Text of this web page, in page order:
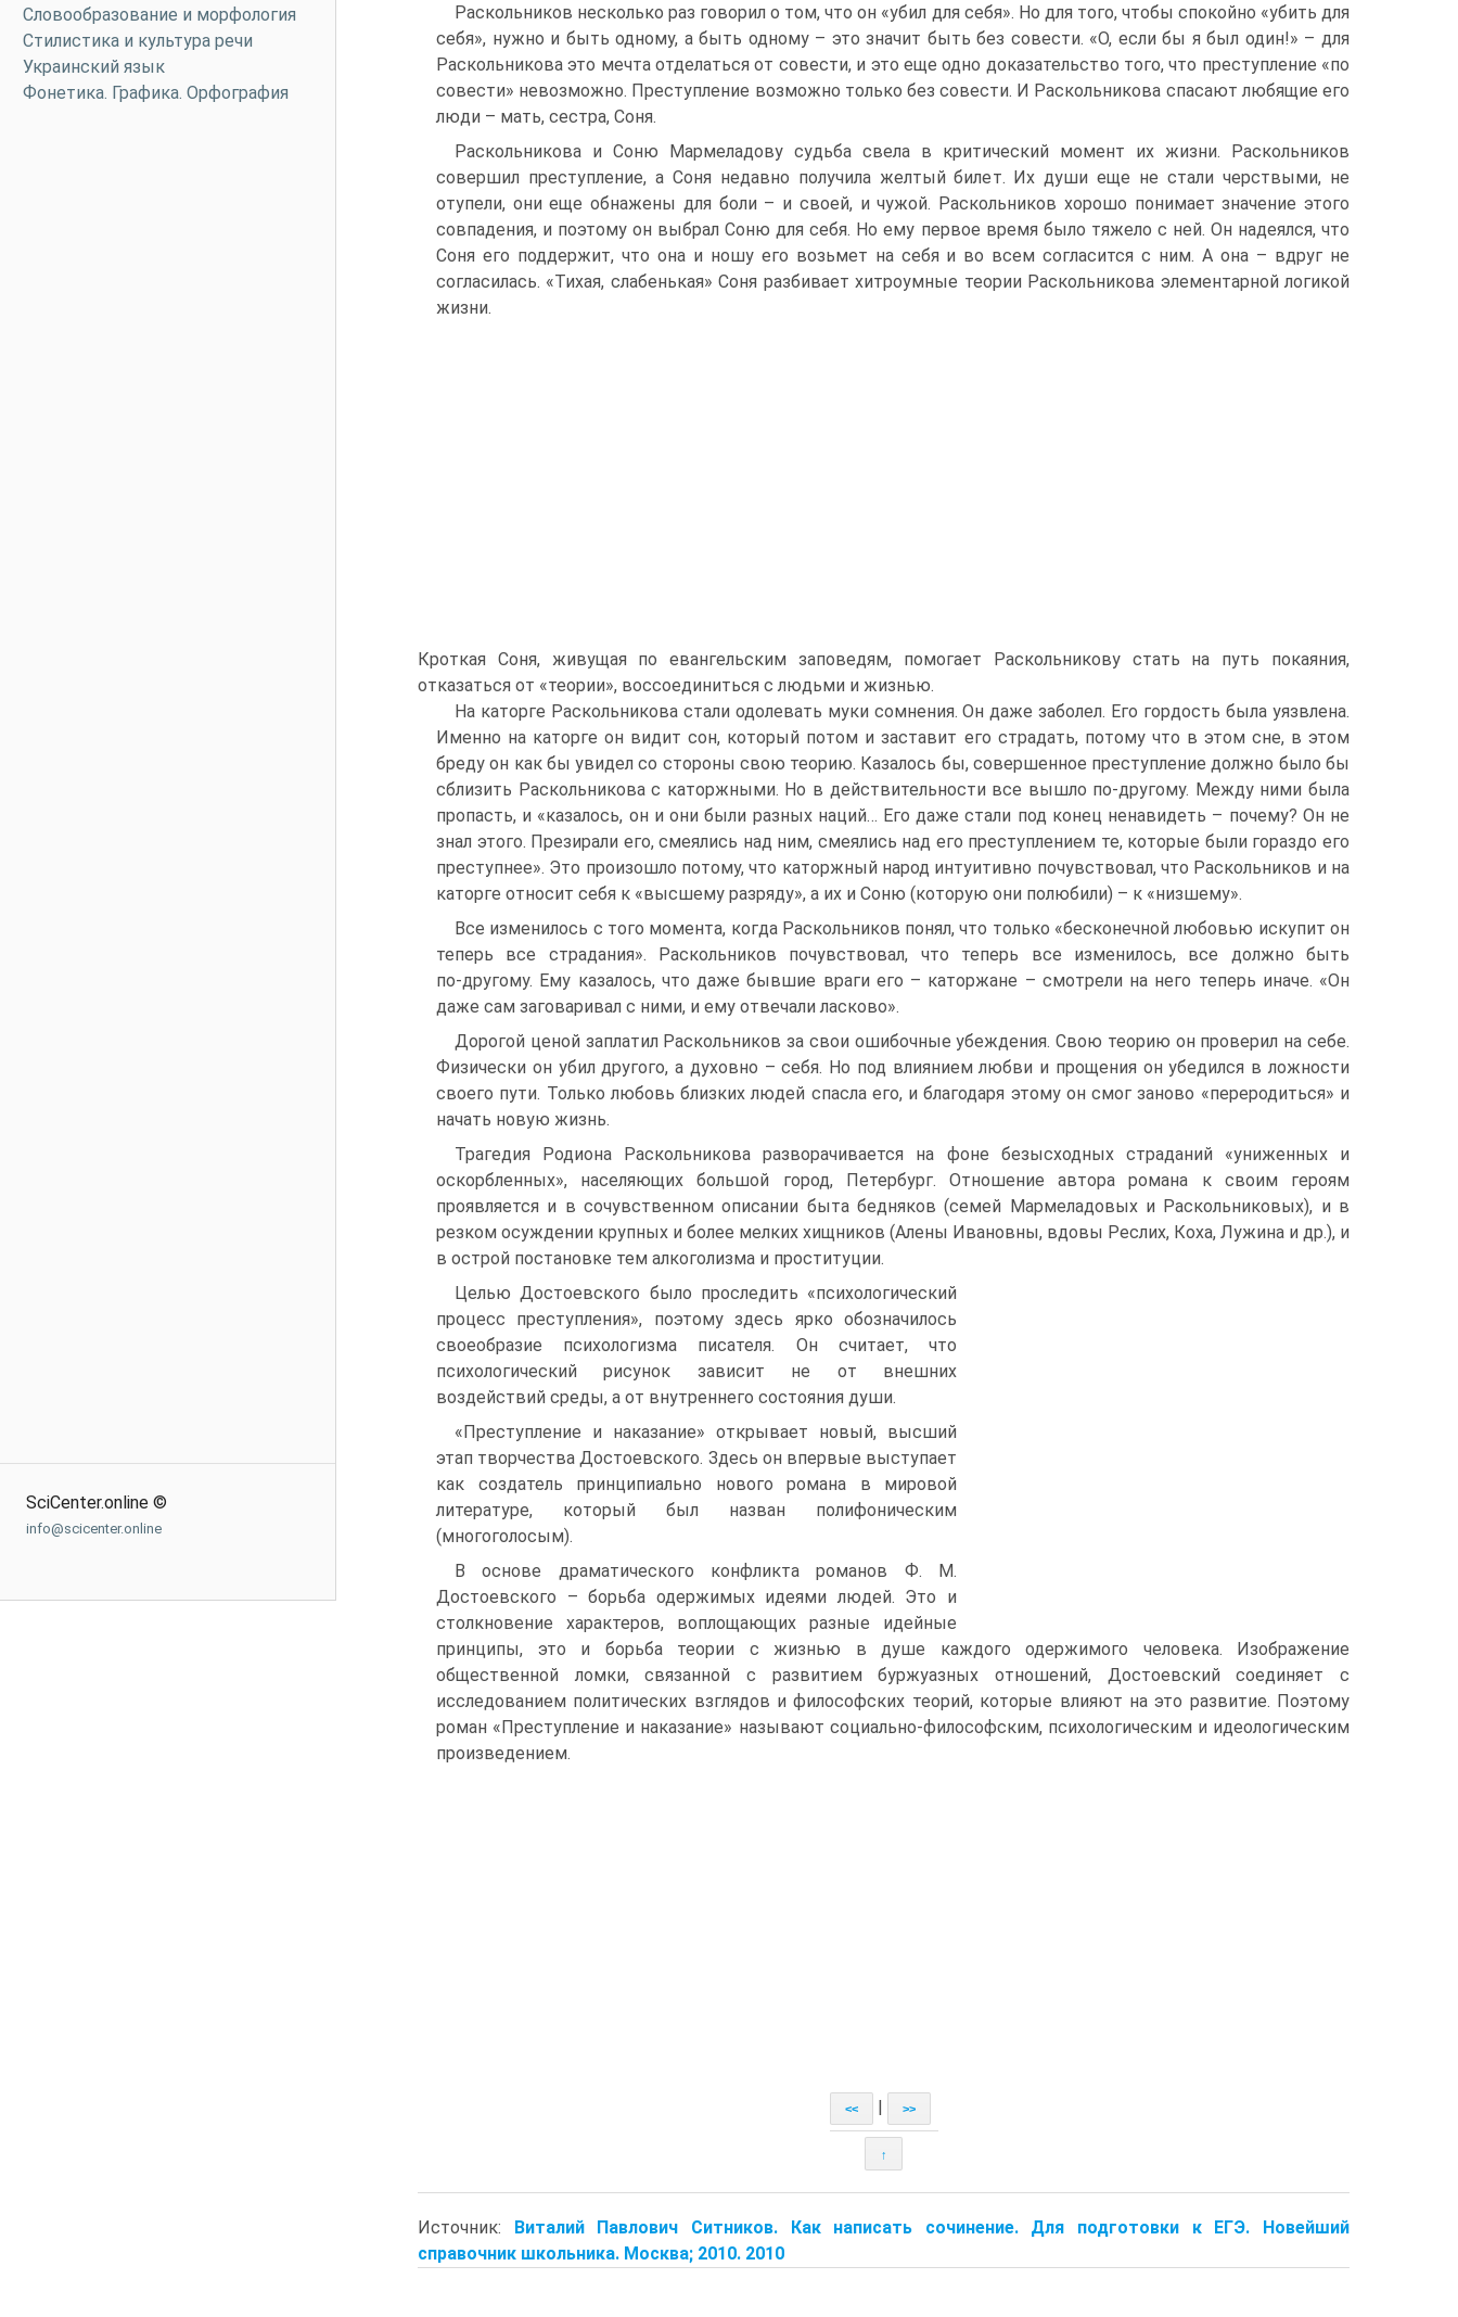
Словообразование и морфология
Стилистика и культура речи
Украинский язык
Фонетика. Графика. Орфография
SciCenter.online ©
info@scicenter.online
Раскольников несколько раз говорил о том, что он «убил для себя». Но для того, чтобы спокойно «убить для
себя», нужно и быть одному, а быть одному – это значит быть без совести. «О, если бы я был один!» – для
Раскольникова это мечта отделаться от совести, и это еще одно доказательство того, что преступление «по
совести» невозможно. Преступление возможно только без совести. И Раскольникова спасают любящие его
люди – мать, сестра, Соня.
Раскольникова и Соню Мармеладову судьба свела в критический момент их жизни. Раскольников
совершил преступление, а Соня недавно получила желтый билет. Их души еще не стали черствыми, не
отупели, они еще обнажены для боли – и своей, и чужой. Раскольников хорошо понимает значение этого
совпадения, и поэтому он выбрал Соню для себя. Но ему первое время было тяжело с ней. Он надеялся, что
Соня его поддержит, что она и ношу его возьмет на себя и во всем согласится с ним. А она – вдруг не
согласилась. «Тихая, слабенькая» Соня разбивает хитроумные теории Раскольникова элементарной логикой
жизни.
Кроткая Соня, живущая по евангельским заповедям, помогает Раскольникову стать на путь покаяния,
отказаться от «теории», воссоединиться с людьми и жизнью.
На каторге Раскольникова стали одолевать муки сомнения. Он даже заболел. Его гордость была уязвлена.
Именно на каторге он видит сон, который потом и заставит его страдать, потому что в этом сне, в этом
бреду он как бы увидел со стороны свою теорию. Казалось бы, совершенное преступление должно было бы
сблизить Раскольникова с каторжными. Но в действительности все вышло по‑другому. Между ними была
пропасть, и «казалось, он и они были разных наций… Его даже стали под конец ненавидеть – почему? Он не
знал этого. Презирали его, смеялись над ним, смеялись над его преступлением те, которые были гораздо его
преступнее». Это произошло потому, что каторжный народ интуитивно почувствовал, что Раскольников и на
каторге относит себя к «высшему разряду», а их и Соню (которую они полюбили) – к «низшему».
Все изменилось с того момента, когда Раскольников понял, что только «бесконечной любовью искупит он
теперь все страдания». Раскольников почувствовал, что теперь все изменилось, все должно быть
по‑другому. Ему казалось, что даже бывшие враги его – каторжане – смотрели на него теперь иначе. «Он
даже сам заговаривал с ними, и ему отвечали ласково».
Дорогой ценой заплатил Раскольников за свои ошибочные убеждения. Свою теорию он проверил на себе.
Физически он убил другого, а духовно – себя. Но под влиянием любви и прощения он убедился в ложности
своего пути. Только любовь близких людей спасла его, и благодаря этому он смог заново «переродиться» и
начать новую жизнь.
Трагедия Родиона Раскольникова разворачивается на фоне безысходных страданий «униженных и
оскорбленных», населяющих большой город, Петербург. Отношение автора романа к своим героям
проявляется и в сочувственном описании быта бедняков (семей Мармеладовых и Раскольниковых), и в
резком осуждении крупных и более мелких хищников (Алены Ивановны, вдовы Реслих, Коха, Лужина и др.), и
в острой постановке тем алкоголизма и проституции.
Целью Достоевского было проследить «психологический
процесс преступления», поэтому здесь ярко обозначилось
своеобразие психологизма писателя. Он считает, что
психологический рисунок зависит не от внешних
воздействий среды, а от внутреннего состояния души.
«Преступление и наказание» открывает новый, высший
этап творчества Достоевского. Здесь он впервые выступает
как создатель принципиально нового романа в мировой
литературе, который был назван полифоническим
(многоголосым).
В основе драматического конфликта романов Ф. М.
Достоевского – борьба одержимых идеями людей. Это и
столкновение характеров, воплощающих разные идейные
принципы, это и борьба теории с жизнью в душе каждого одержимого человека. Изображение
общественной ломки, связанной с развитием буржуазных отношений, Достоевский соединяет с
исследованием политических взглядов и философских теорий, которые влияют на это развитие. Поэтому
роман «Преступление и наказание» называют социально‑философским, психологическим и идеологическим
произведением.
<< >>
↑
Источник: Виталий Павлович Ситников. Как написать сочинение. Для подготовки к ЕГЭ. Новейший
справочник школьника. Москва; 2010. 2010